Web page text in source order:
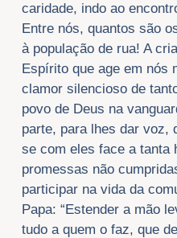
caridade, indo ao
Entre nós, quantos são
à população de rua! A
Espírito que age em nós
clamor silencioso de
povo de Deus na
parte, para lhes dar voz,
se com eles face a tanta
promessas não
participar na vida da
Papa: “Estender a mão
tudo a quem o faz, que